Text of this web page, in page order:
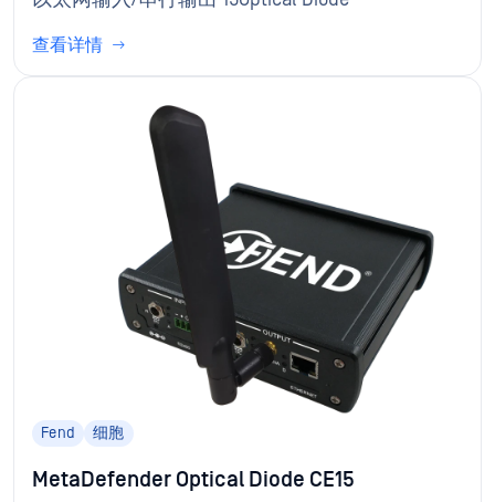
查看详情
Fend 细胞
MetaDefender Optical Diode CE15